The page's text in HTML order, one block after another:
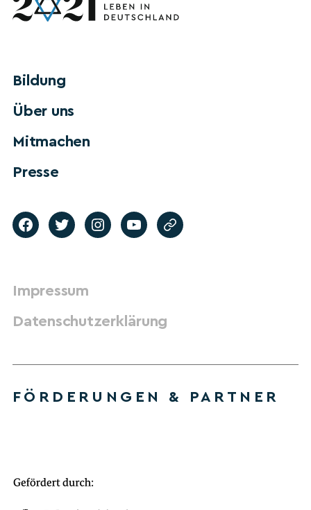
Bildung
Über uns
Mitmachen
Presse
Impressum
Datenschutzerklärung
FÖRDERUNGEN & PARTNER